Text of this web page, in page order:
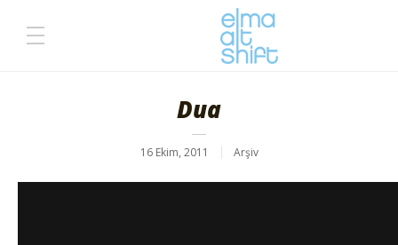
Dua
16 Ekim, 2011 Arşiv